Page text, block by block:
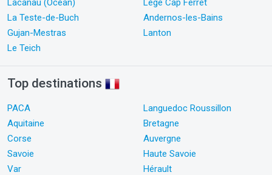
Lacanau (Océan)
Lège Cap Ferret
La Teste-de-Buch
Andernos-les-Bains
Gujan-Mestras
Lanton
Le Teich
Top destinations
PACA
Languedoc Roussillon
Aquitaine
Bretagne
Corse
Auvergne
Savoie
Haute Savoie
Var
Hérault